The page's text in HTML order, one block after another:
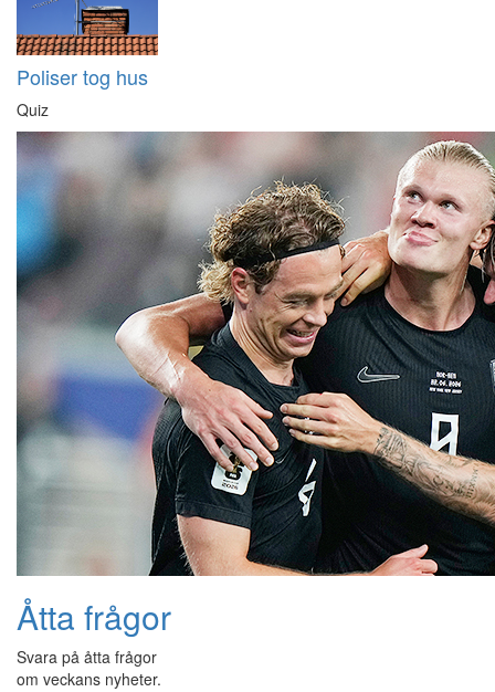
Poliser tog hus
Quiz
Åtta frågor
Svara på åtta frågor
om veckans nyheter.